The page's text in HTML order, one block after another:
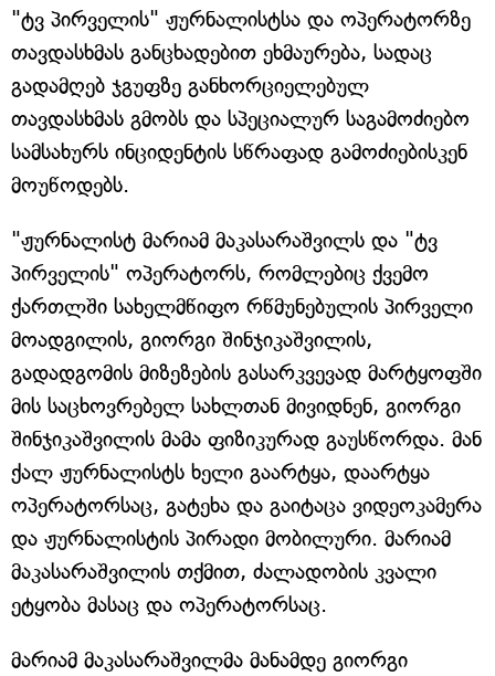
"ტვ პირველის" ჟურნალისტსა და ოპერატორზე
თავდასხმას განცხადებით ეხმაურება, სადაც
გადამღებ ჯგუფზე განხორციელებულ
თავდასხმას გმობს და სპეციალურ საგამოძიებო
სამსახურს ინციდენტის სწრაფად გამოძიებისკენ
მოუწოდებს.
"ჟურნალისტ მარიამ მაკასარაშვილს და "ტვ
პირველის" ოპერატორს, რომლებიც ქვემო
ქართლში სახელმწიფო რწმუნებულის პირველი
მოადგილის, გიორგი შინჯიკაშვილის,
გადადგომის მიზეზების გასარკვევად მარტყოფში
მის საცხოვრებელ სახლთან მივიდნენ, გიორგი
შინჯიკაშვილის მამა ფიზიკურად გაუსწორდა. მან
ქალ ჟურნალისტს ხელი გაარტყა, დაარტყა
ოპერატორსაც, გატეხა და გაიტაცა ვიდეოკამერა
და ჟურნალისტის პირადი მობილური. მარიამ
მაკასარაშვილის თქმით, ძალადობის კვალი
ეტყობა მასაც და ოპერატორსაც.
მარიამ მაკასარაშვილმა მანამდე გიორგი